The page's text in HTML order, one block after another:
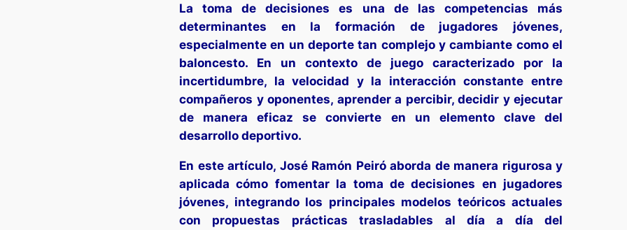
La toma de decisiones es una de las competencias más
determinantes en la formación de jugadores jóvenes,
especialmente en un deporte tan complejo y cambiante como el
baloncesto. En un contexto de juego caracterizado por la
incertidumbre, la velocidad y la interacción constante entre
compañeros y oponentes, aprender a percibir, decidir y ejecutar
de manera eficaz se convierte en un elemento clave del
desarrollo deportivo.
En este artículo, José Ramón Peiró aborda de manera rigurosa y
aplicada cómo fomentar la toma de decisiones en jugadores
jóvenes, integrando los principales modelos teóricos actuales
con propuestas prácticas trasladables al día a día del